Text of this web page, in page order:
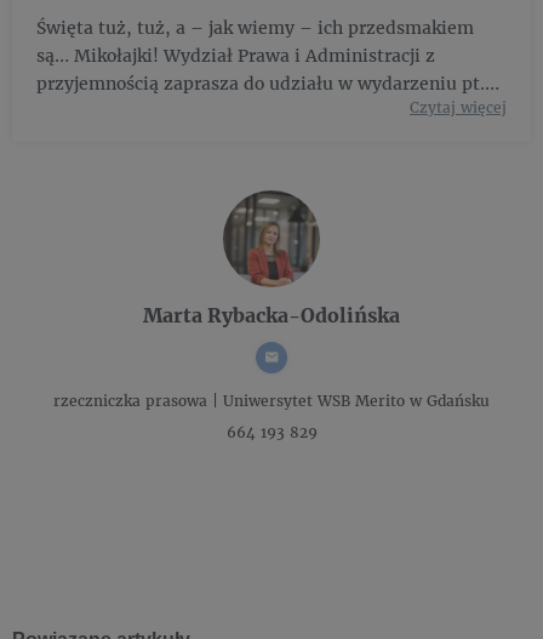
Merito Gdynia
Święta tuż, tuż, a – jak wiemy – ich przedsmakiem
są… Mikołajki! Wydział Prawa i Administracji z
przyjemnością zaprasza do udziału w wydarzeniu pt.
"Na tropie Św. Mikołaja", które odbędzie sięCzytaj więcej
Marta Rybacka-Odolińska
rzeczniczka prasowa |
Uniwersytet WSB Merito w Gdańsku
664 193 829